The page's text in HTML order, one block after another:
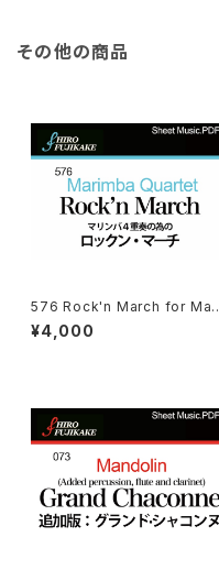
その他の商品
576 Rock'n March for Mari
mba Quartet
¥4,000